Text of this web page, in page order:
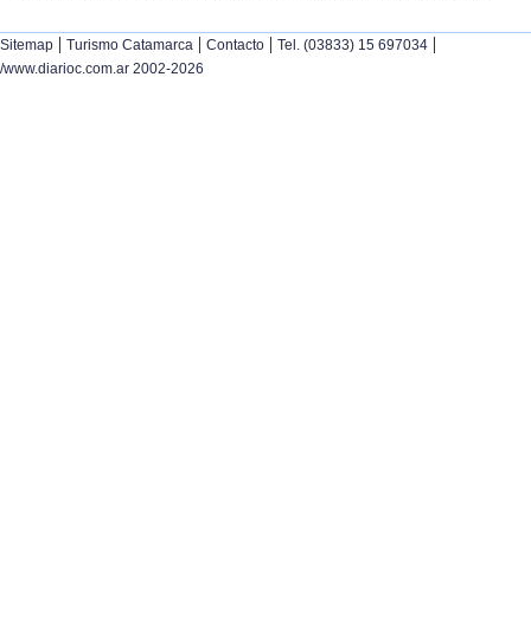
Sitemap | Turismo Catamarca | Contacto | Tel. (03833) 15 697034 |
/www.diarioc.com.ar 2002-2026